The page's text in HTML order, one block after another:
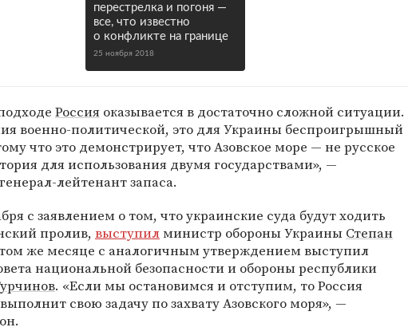
перестрелка и погоня —
все, что известно
о конфликте на границе
25 ноября 2018
Россия оказывается в достаточно сложной ситуации.
военно-политической, это для Украины беспроигрышный
что это демонстрирует, что Азовское море — не русское
для использования двумя государствами», —
лейтенант запаса.
с заявлением о том, что украинские суда будут ходить
пролив, выступил министр обороны Украины Степан
же месяце с аналогичным утверждением выступил
национальной безопасности и обороны республики
. «Если мы остановимся и отступим, то Россия
свою задачу по захвату Азовского моря», —